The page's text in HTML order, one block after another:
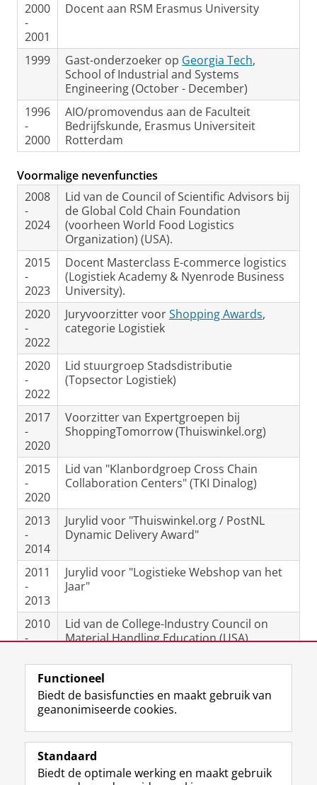
2000
-
2001
Docent aan RSM Erasmus University
1999 Gast-onderzoeker op Georgia Tech,
School of Industrial and Systems
Engineering (October - December)
1996
-
2000
AIO/promovendus aan de Faculteit
Bedrijfskunde, Erasmus Universiteit
Rotterdam
Voormalige nevenfuncties
2008
-
2024
Lid van de Council of Scientific Advisors bij
de Global Cold Chain Foundation
(voorheen World Food Logistics
Organization) (USA).
2015
-
2023
Docent Masterclass E-commerce logistics
(Logistiek Academy & Nyenrode Business
University).
2020
-
2022
Juryvoorzitter voorShopping Awards,
categorie Logistiek
2020
-
2022
Lid stuurgroep Stadsdistributie
(Topsector Logistiek)
2017
-
2020
Voorzitter van Expertgroepen bij
ShoppingTomorrow (Thuiswinkel.org)
2015
-
2020
Lid van "Klanbordgroep Cross Chain
Collaboration Centers" (TKI Dinalog)
2013
-
2014
Jurylid voor "Thuiswinkel.org / PostNL
Dynamic Delivery Award"
2011
-
2013
Jurylid voor "Logistieke Webshop van het
Jaar"
2010
-
Lid van de College-Industry Council on
Material Handling Education (USA).
Laatst gewijzigd: 25 september 2025 15:38
Volg de RUG
F
a
e
L
i
k
R
S
-
I
n
t
Y
o
T
Studiekiezers
Functioneel
Biedt de basisfuncties en maakt gebruik van
geanonimiseerde cookies.
Standaard
Biedt de optimale werking en maakt gebruik